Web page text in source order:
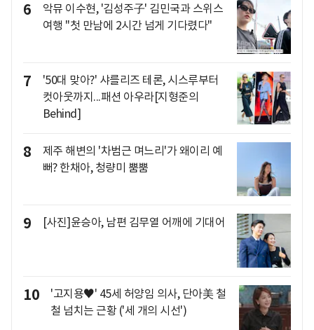
6
악뮤 이수현, '김성주子' 김민국과 스위스
여행 "첫 만남에 2시간 넘게 기다렸다"
7
'50대 맞아?' 샤를리즈 테론, 시스루부터
컷아웃까지...패션 아우라[지형준의
Behind]
8
제주 해변의 '차범근 며느리'가 왜이리 예
뻐? 한채아, 청량미 뿜뿜
9 [사진]윤승아, 남편 김무열 어깨에 기대어
10
'고지용♥' 45세 허양임 의사, 단아美 철
철 넘치는 근황 ('세 개의 시선')